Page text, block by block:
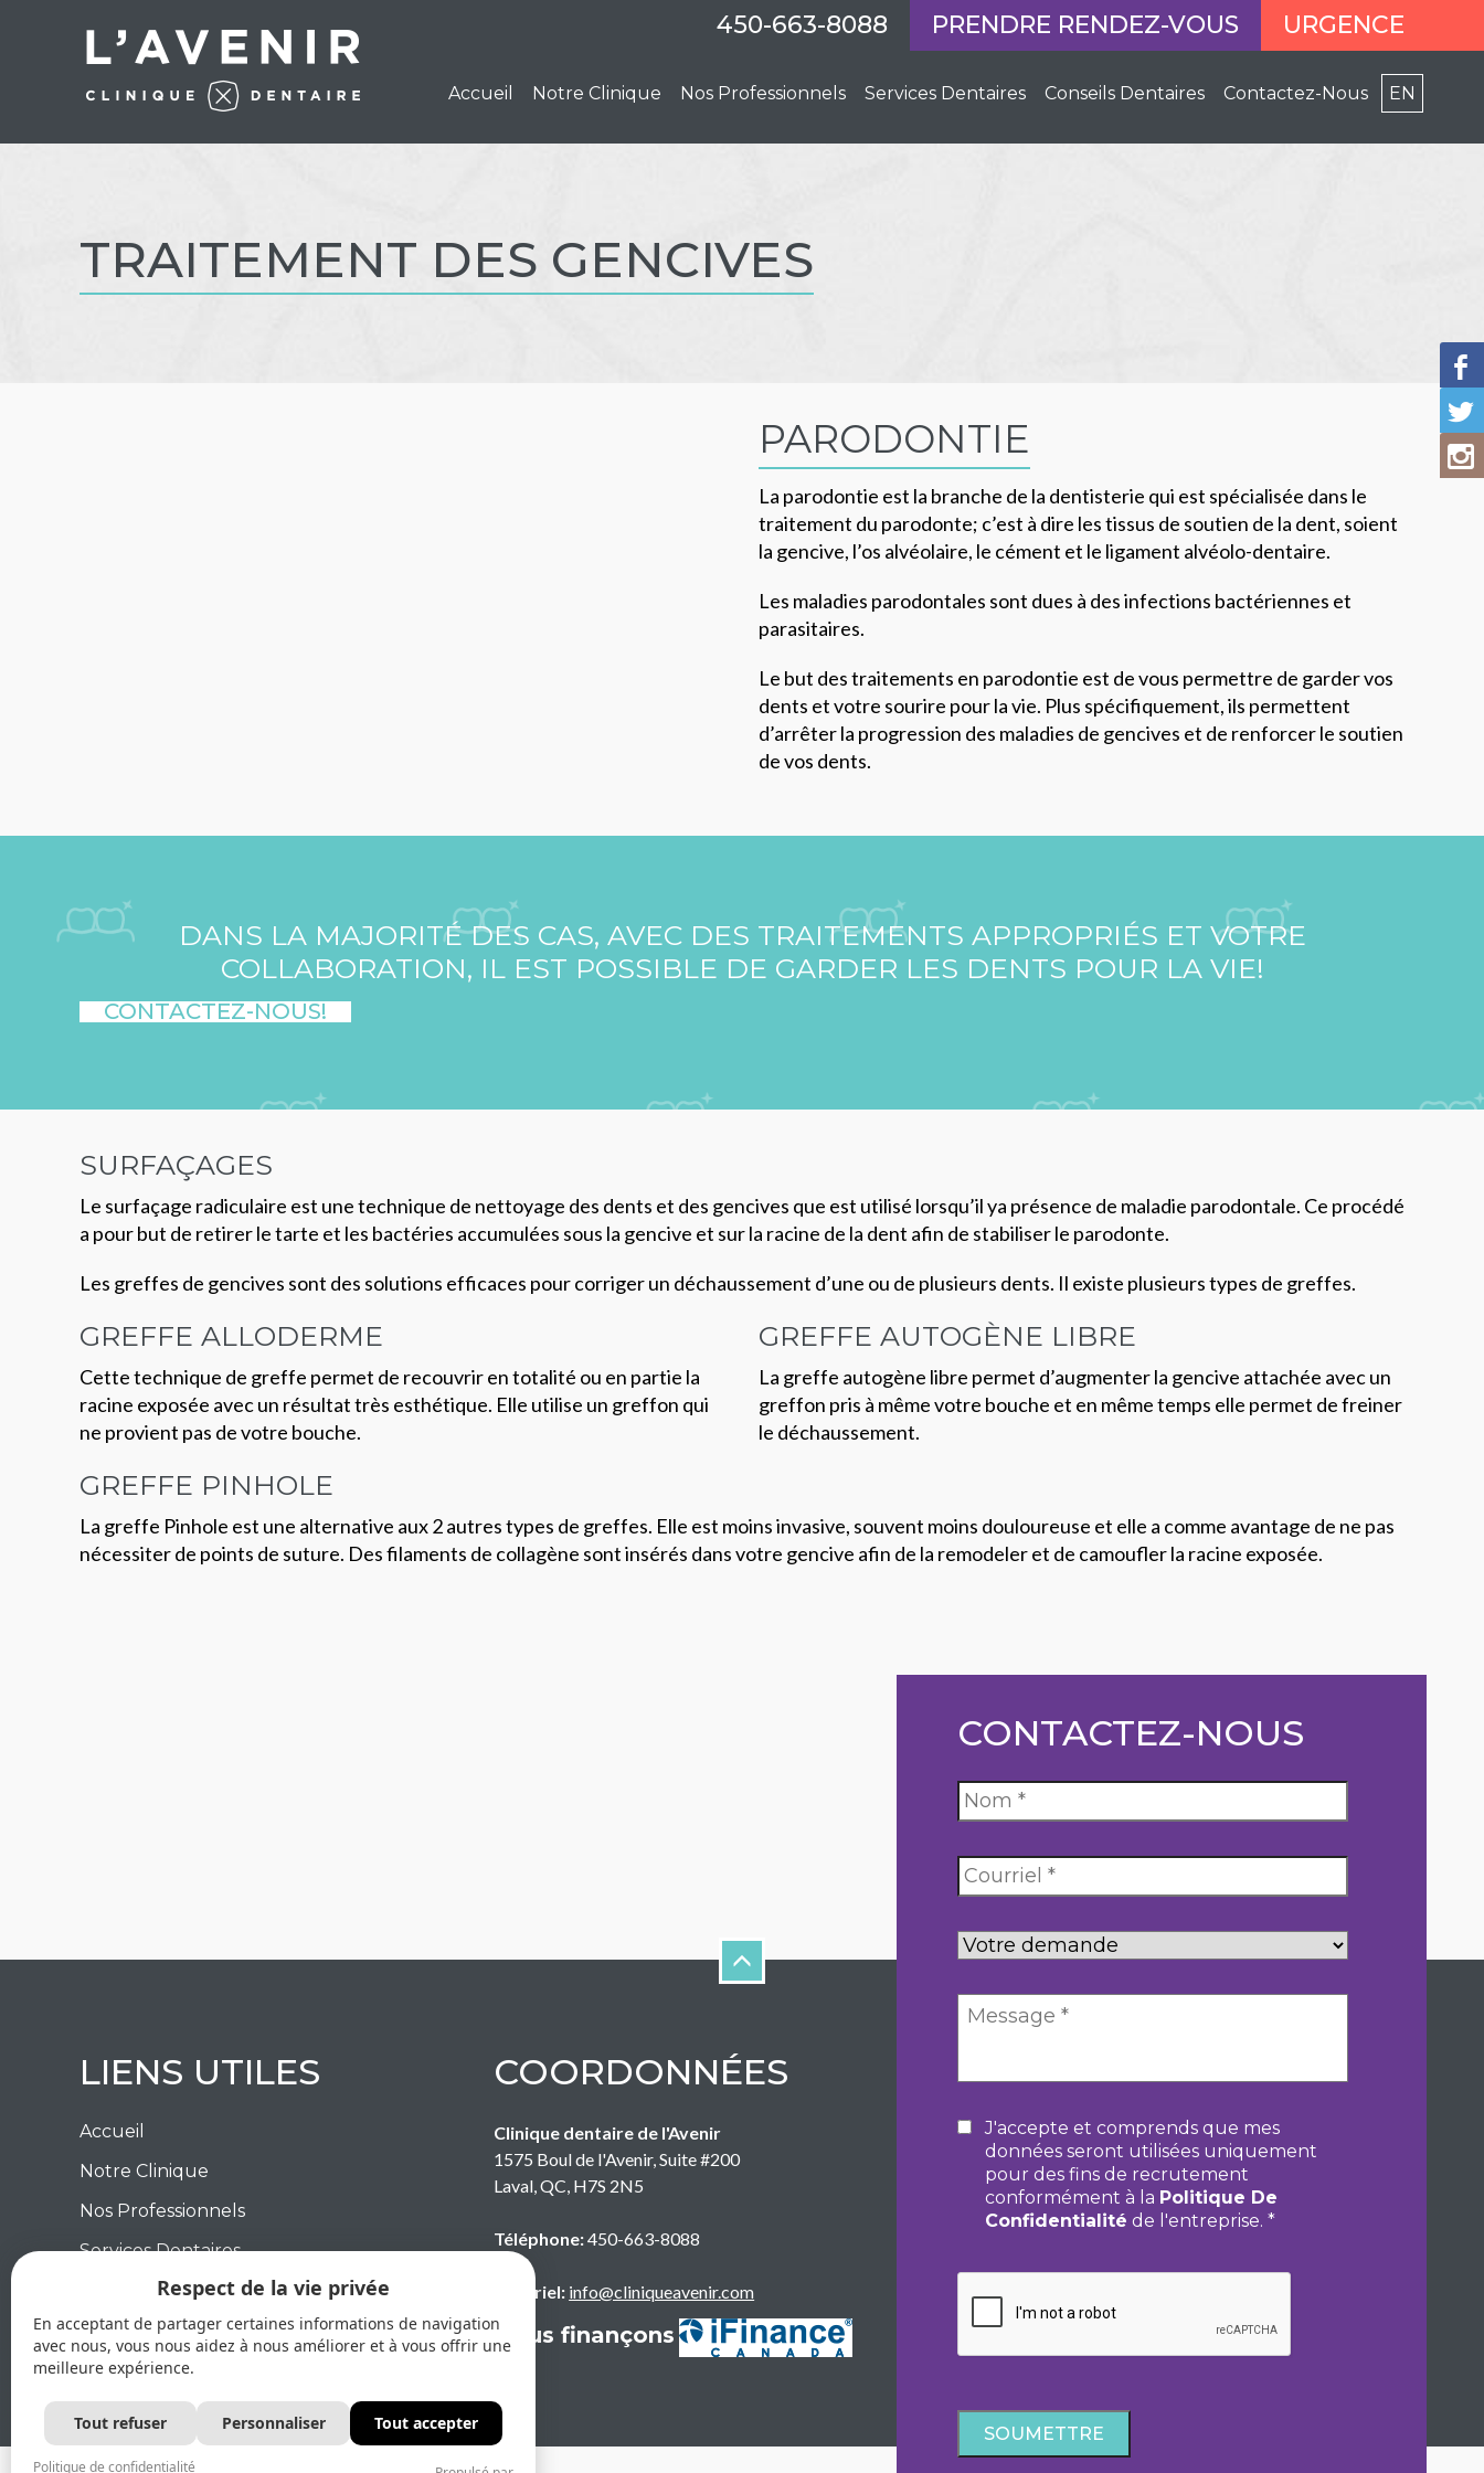
450-663-8088 PRENDRE RENDEZ-VOUS URGENCE
Accueil Notre Clinique Nos Professionnels Services Dentaires Conseils Dentaires Contactez-Nous EN
TRAITEMENT DES GENCIVES
PARODONTIE
La parodontie est la branche de la dentisterie qui est spécialisée dans le
traitement du parodonte; c’est à dire les tissus de soutien de la dent, soient
la gencive, l’os alvéolaire, le cément et le ligament alvéolo-dentaire.
Les maladies parodontales sont dues à des infections bactériennes et
parasitaires.
Le but des traitements en parodontie est de vous permettre de garder vos
dents et votre sourire pour la vie. Plus spécifiquement, ils permettent
d’arrêter la progression des maladies de gencives et de renforcer le soutien
de vos dents.
DANS LA MAJORITÉ DES CAS, AVEC DES TRAITEMENTS APPROPRIÉS ET VOTRE
COLLABORATION, IL EST POSSIBLE DE GARDER LES DENTS POUR LA VIE!
CONTACTEZ-NOUS!
SURFAÇAGES
Le surfaçage radiculaire est une technique de nettoyage des dents et des gencives que est utilisé lorsqu’il ya présence de maladie parodontale. Ce procédé
a pour but de retirer le tarte et les bactéries accumulées sous la gencive et sur la racine de la dent afin de stabiliser le parodonte.
Les greffes de gencives sont des solutions efficaces pour corriger un déchaussement d’une ou de plusieurs dents. Il existe plusieurs types de greffes.
GREFFE ALLODERME
Cette technique de greffe permet de recouvrir en totalité ou en partie la
racine exposée avec un résultat très esthétique. Elle utilise un greffon qui
ne provient pas de votre bouche.
GREFFE AUTOGÈNE LIBRE
La greffe autogène libre permet d’augmenter la gencive attachée avec un
greffon pris à même votre bouche et en même temps elle permet de freiner
le déchaussement.
GREFFE PINHOLE
La greffe Pinhole est une alternative aux 2 autres types de greffes. Elle est moins invasive, souvent moins douloureuse et elle a comme avantage de ne pas
nécessiter de points de suture. Des filaments de collagène sont insérés dans votre gencive afin de la remodeler et de camoufler la racine exposée.
LIENS UTILES
Accueil
Notre Clinique
Nos Professionnels
Services Dentaires
Contactez Nous
COORDONNÉES
Clinique dentaire de l'Avenir
1575 Boul de l'Avenir, Suite #200
Laval,QC, H7S 2N5
Téléphone:450-663-8088
Courriel: info@cliniqueavenir.com
Nous finançons
CONTACTEZ-NOUS
Votre
demande *
Consentement *
J'accepte et comprends que mes
données seront utilisées uniquement
pour des fins de recrutement
conformément à la Politique De
Confidentialité de l'entreprise. *
Respect de la vie privée
En acceptant de partager certaines informations de navigation
avec nous, vous nous aidez à nous améliorer et à vous offrir une
meilleure expérience.
Tout refuser Personnaliser Tout accepter
Politique de confidentialité